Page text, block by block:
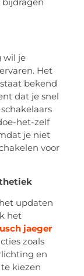
wil je
Het
bekend
dat je snel
het-zelf
je niet
voor
updaten
het
jaeger
zoals
en
kiezen